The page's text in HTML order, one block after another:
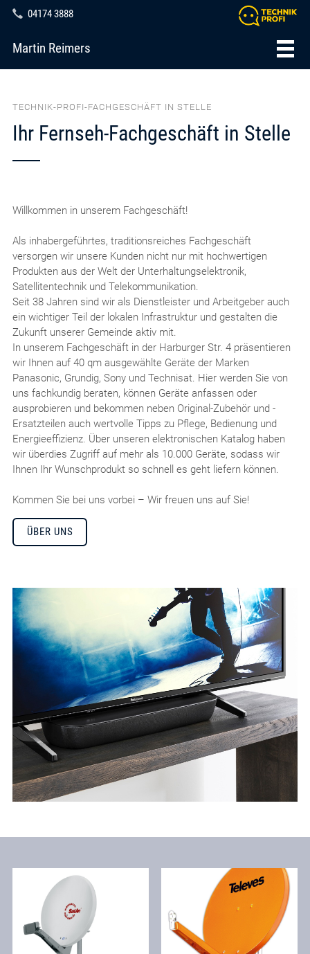
04174 3888
Martin Reimers
TECHNIK-PROFI-FACHGESCHÄFT IN STELLE
Ihr Fernseh-Fachgeschäft in Stelle
Willkommen in unserem Fachgeschäft!
Als inhabergeführtes, traditionsreiches Fachgeschäft
versorgen wir unsere Kunden nicht nur mit hochwertigen
Produkten aus der Welt der Unterhaltungselektronik,
Satellitentechnik und Telekommunikation.
Seit 38 Jahren sind wir als Dienstleister und Arbeitgeber auch
ein wichtiger Teil der lokalen Infrastruktur und gestalten die
Zukunft unserer Gemeinde aktiv mit.
In unserem Fachgeschäft in der Harburger Str. 4 präsentieren
wir Ihnen auf 40 qm ausgewählte Geräte der Marken
Panasonic, Grundig, Sony und Technisat. Hier werden Sie von
uns fachkundig beraten, können Geräte anfassen oder
ausprobieren und bekommen neben Original-Zubehör und -
Ersatzteilen auch wertvolle Tipps zu Pflege, Bedienung und
Energieeffizienz. Über unseren elektronischen Katalog haben
wir überdies Zugriff auf mehr als 10.000 Geräte, sodass wir
Ihnen Ihr Wunschprodukt so schnell es geht liefern können.
Kommen Sie bei uns vorbei – Wir freuen uns auf Sie!
ÜBER UNS